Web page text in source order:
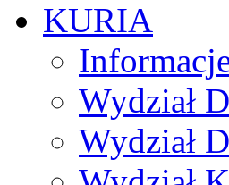
KURIA
Wydział
Wydział